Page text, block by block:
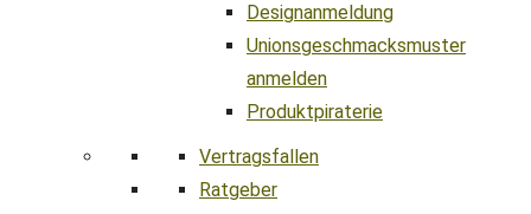
Designanmeldung
Unionsgeschmacksmuster
anmelden
Produktpiraterie
Vertragsfallen
Ratgeber